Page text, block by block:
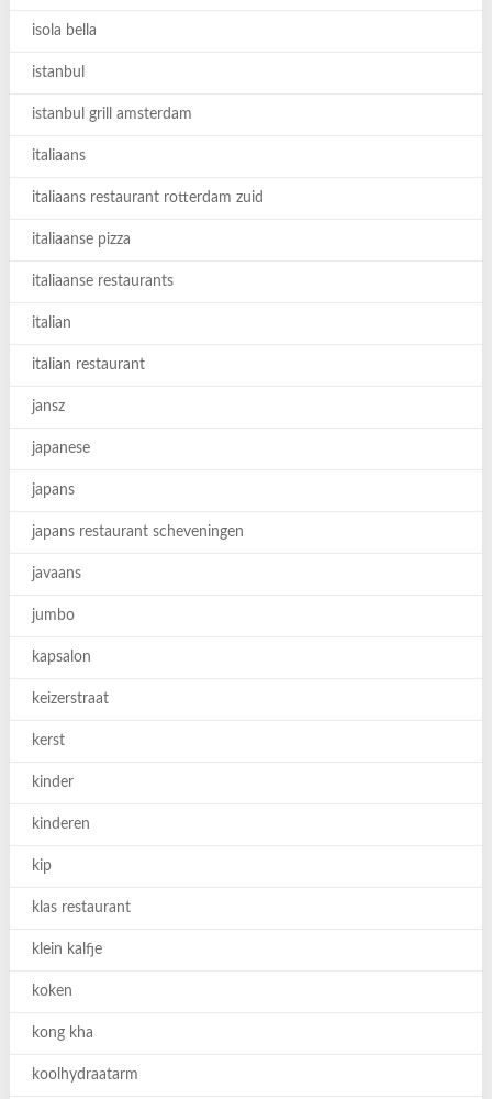
isola bella
istanbul
istanbul grill amsterdam
italiaans
italiaans restaurant rotterdam zuid
italiaanse pizza
italiaanse restaurants
italian
italian restaurant
jansz
japanese
japans
japans restaurant scheveningen
javaans
jumbo
kapsalon
keizerstraat
kerst
kinder
kinderen
kip
klas restaurant
klein kalfje
koken
kong kha
koolhydraatarm